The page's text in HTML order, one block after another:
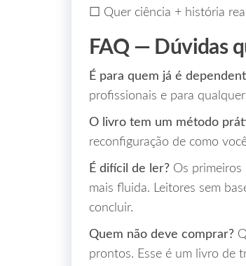
☐ Quer ciência + história
FAQ — Dúvidas
É para quem já é
profissionais e para
O livro tem um método
reconfiguração de como
É difícil de ler? Os primeiros
mais fluida. Leitores sem
concluir.
Quem não deve comprar?
prontos. Esse é um livro de